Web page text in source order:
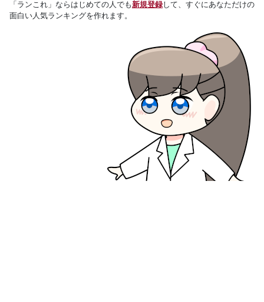
「ランこれ」ならはじめての人でも新規登録して、すぐにあなただけの
面白い人気ランキングを作れます。